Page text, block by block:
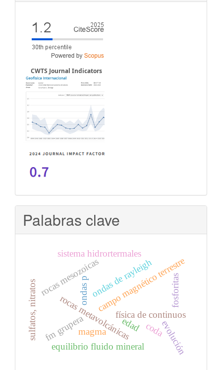
CWTS Journal Indicators
Palabras clave
ondas de rayleigh
campo magnético terrestre
rocas metavolcánicas
rocas mesozoicas
equilibrio fluido mineral
sistema hidrortermales
física de continuos
ondas p
sulfatos, nitratos fm grupera coda
magma evolución
edad
fosforitas